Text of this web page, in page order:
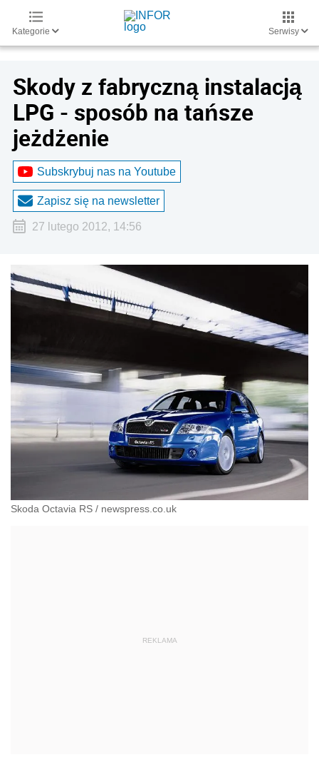
Kategorie Serwisy
Skody z fabryczną instalacją
LPG - sposób na tańsze
jeżdżenie
Subskrybuj nas na Youtube
Zapisz się na newsletter
27 lutego 2012, 14:56
Skoda Octavia RS / newspress.co.uk